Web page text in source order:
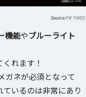
PR TIMES
機能やブルーライト
れます！
ガネが必須となって
いるのは非常にあり